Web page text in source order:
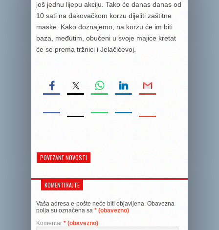
još jednu lijepu akciju. Tako će danas danas od
10 sati na đakovačkom korzu dijeliti zaštitne
maske. Kako doznajemo, na korzu će im biti
baza, međutim, obučeni u svoje majice kretat
će se prema tržnici i Jelačićevoj.
POVEZANE NOVOSTI
KOMENTIRAJTE
Vaša adresa e-pošte neće biti objavljena. Obavezna
polja su označena sa * (obavezno)
Komentar * (obavezno)